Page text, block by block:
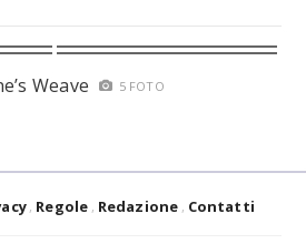
Weave 5 FOTO
Regole Redazione Contatti